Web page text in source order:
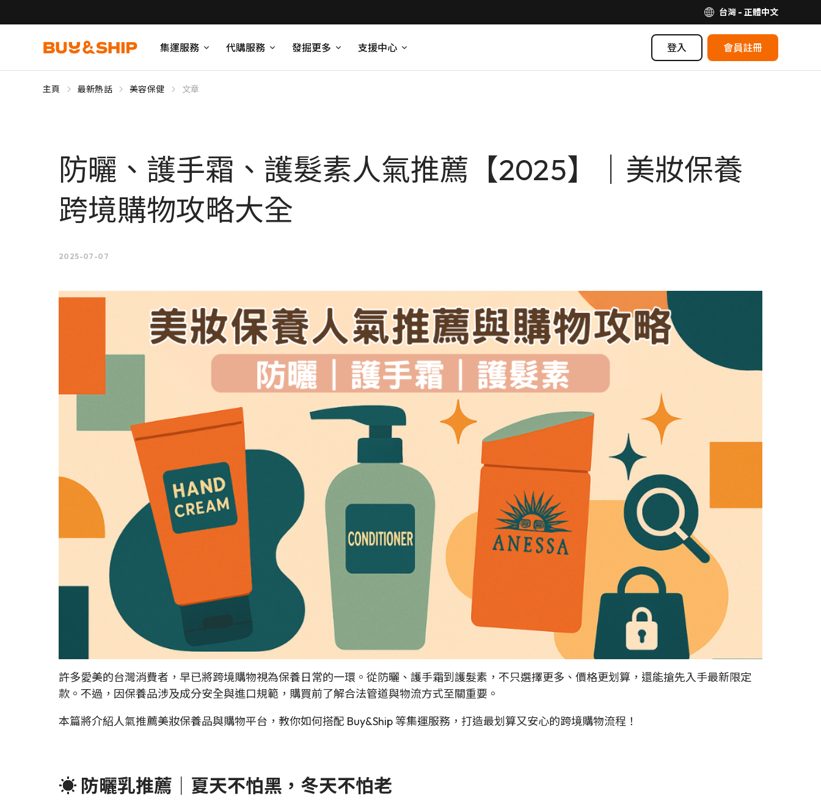
台灣 - 正體中文
集運服務 代購服務 發掘更多 支援中心 登入 會員註冊
主頁 最新熱話 美容保健 文章
防曬、護手霜、護髮素人氣推薦【2025】｜美妝保養
跨境購物攻略大全
2025-07-07
許多愛美的台灣消費者，早已將跨境購物視為保養日常的一環。從防曬、護手霜到護髮素，不只選擇更多、價格更划算，還能搶先入手最新限定
款。不過，因保養品涉及成分安全與進口規範，購買前了解合法管道與物流方式至關重要。
本篇將介紹人氣推薦美妝保養品與購物平台，教你如何搭配 Buy&Ship 等集運服務，打造最划算又安心的跨境購物流程！
☀️ 防曬乳推薦｜夏天不怕黑，冬天不怕老